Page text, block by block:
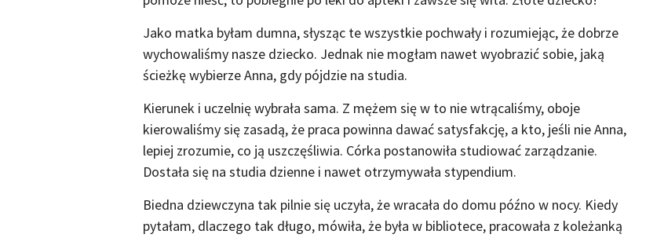
Jako matka byłam dumna, słysząc te wszystkie pochwały i rozumiejąc, że dobrze
wychowaliśmy nasze dziecko. Jednak nie mogłam nawet wyobrazić sobie, jaką
ścieżkę wybierze Anna, gdy pójdzie na studia.
Kierunek i uczelnię wybrała sama. Z mężem się w to nie wtrącaliśmy, oboje
kierowaliśmy się zasadą, że praca powinna dawać satysfakcję, a kto, jeśli nie Anna,
lepiej zrozumie, co ją uszczęśliwia. Córka postanowiła studiować zarządzanie.
Dostała się na studia dzienne i nawet otrzymywała stypendium.
Biedna dziewczyna tak pilnie się uczyła, że wracała do domu późno w nocy. Kiedy
pytałam, dlaczego tak długo, mówiła, że była w bibliotece, pracowała z koleżanką